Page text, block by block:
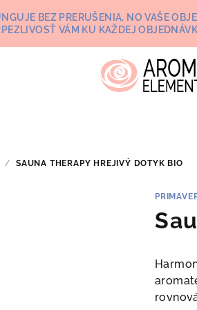
BEZ PRERUŠENIA, NO VAŠE
VÁM KU KAŽDEJ
/ SAUNA THERAPY HREJIVÝ DOTYK BIO